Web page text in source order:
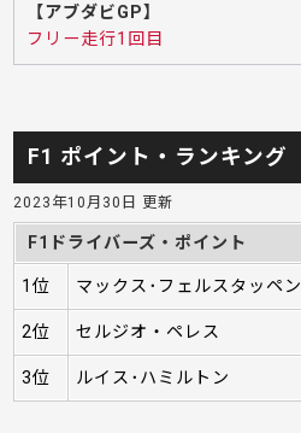
【アブダビGP】
フリー走行1回目
F1 ポイント・ランキング
2023年10月30日 更新
F1ドライバーズ・ポイント
1位 マックス･フェルスタッペン
2位 セルジオ・ペレス
3位 ルイス･ハミルトン